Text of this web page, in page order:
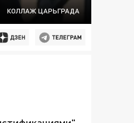
КОЛЛАЖ ЦАРЬГРАДА